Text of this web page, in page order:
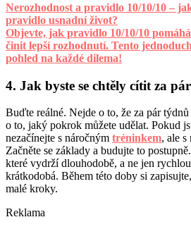
Nerozhodnost a pravidlo 10/10/10 –
pravidlo usnadní život?
Objevte, jak pravidlo 10/10/10
činit lepší rozhodnutí. Tento
pohled na každé dilema!
4. Jak byste se chtěly cítit za
Buďte reálné. Nejde o to, že za pár
o to, jaký pokrok můžete udělat. Pokud
nezačínejte s náročným tréninkem, ale s
Začněte se základy a budujte to
které vydrží dlouhodobě, a ne jen
krátkodobá. Během této doby si
malé kroky.
Reklama